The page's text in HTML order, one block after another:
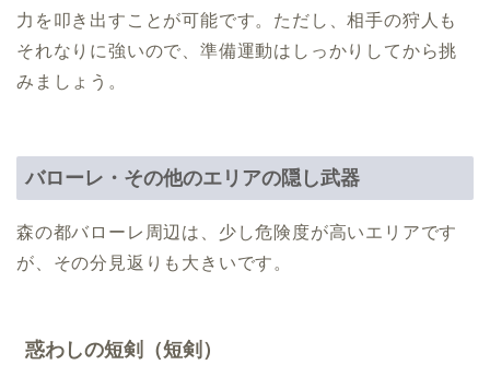
力を叩き出すことが可能です。ただし、相手の狩人も
それなりに強いので、準備運動はしっかりしてから挑
みましょう。
バローレ・その他のエリアの隠し武器
森の都バローレ周辺は、少し危険度が高いエリアです
が、その分見返りも大きいです。
惑わしの短剣（短剣）